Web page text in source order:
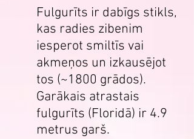
Fulgurīts ir dabīgs stikls,
kas radies zibenim
iesperot smiltīs vai
akmeņos un izkausējot
tos (~1800 grādos).
Garākais atrastais
fulgurīts (Floridā) ir 4.9
metrus garš.